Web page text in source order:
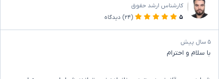
کارشناس ارشد حقوق
۵
(۲۴) دیدگاه
۵ سال پیش
با سلام و احترام